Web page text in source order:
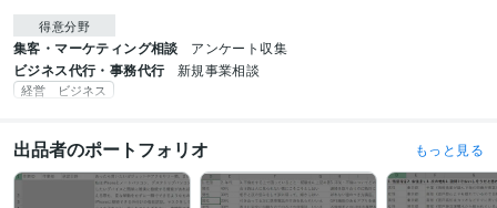
得意分野
集客・マーケティング相談 アンケート収集
ビジネス代行・事務代行 新規事業相談
経営 ビジネス
出品者のポートフォリオ もっと見る